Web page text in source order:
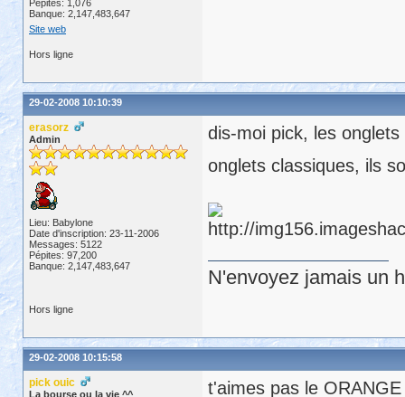
Pépites: 1,076
Banque: 2,147,483,647
Site web
Hors ligne
29-02-2008 10:10:39
erasorz
Admin
Lieu: Babylone
Date d'inscription: 23-11-2006
Messages: 5122
Pépites: 97,200
Banque: 2,147,483,647
dis-moi pick, les
onglets classiques, ils
N'envoyez jamais un
Hors ligne
29-02-2008 10:15:58
pick ouic
La bourse ou la vie ^^ t'aimes pas le